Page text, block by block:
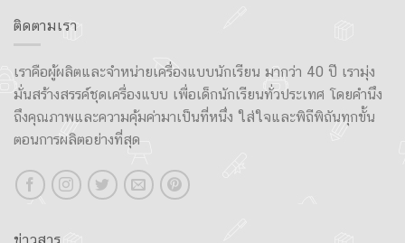
ติดตามเรา
เราคือผู้ผลิตและจำหน่ายเครื่องแบบนักเรียน มากว่า 40 ปี เรามุ่ง
มั่นสร้างสรรค์ชุดเครื่องแบบ เพื่อเด็กนักเรียนทั่วประเทศ โดยคำนึง
ถึงคุณภาพและความคุ้มค่ามาเป็นที่หนึ่ง ใส่ใจและพิถีพิถันทุกขั้น
ตอนการผลิตอย่างที่สุด